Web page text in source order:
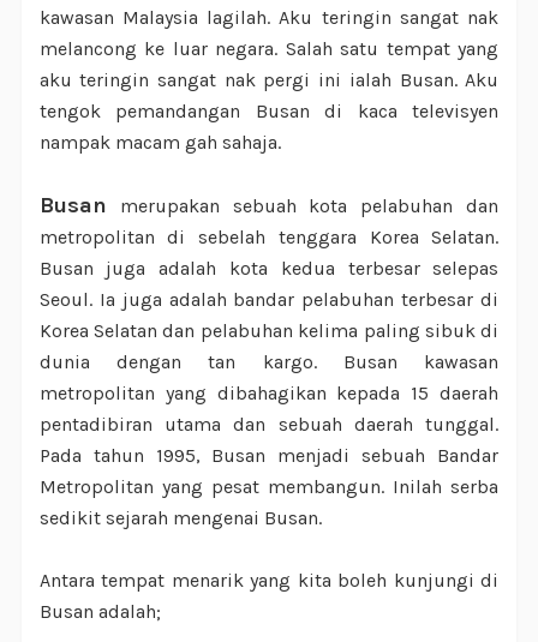
kawasan Malaysia lagilah. Aku teringin sangat nak
melancong ke luar negara. Salah satu tempat yang
aku teringin sangat nak pergi ini ialah Busan. Aku
tengok pemandangan Busan di kaca televisyen
nampak macam gah sahaja.
Busan merupakan sebuah kota pelabuhan dan
metropolitan di sebelah tenggara Korea Selatan.
Busan juga adalah kota kedua terbesar selepas
Seoul. Ia juga adalah bandar pelabuhan terbesar di
Korea Selatan dan pelabuhan kelima paling sibuk di
dunia dengan tan kargo. Busan kawasan
metropolitan yang dibahagikan kepada 15 daerah
pentadibiran utama dan sebuah daerah tunggal.
Pada tahun 1995, Busan menjadi sebuah Bandar
Metropolitan yang pesat membangun. Inilah serba
sedikit sejarah mengenai Busan.
Antara tempat menarik yang kita boleh kunjungi di
Busan adalah;